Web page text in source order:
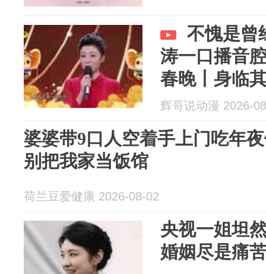
不愧是曾
涛一口播音
春晚丨身临
辉哥说动漫 2026-
婆婆带9口人空着手上门吃年
别把我家当饭馆
荷兰豆爱健康 2026-08-02
央视一姐坦
婚姻尽是痛